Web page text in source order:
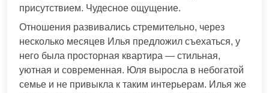
присутствием. Чудесное ощущение.
Отношения развивались стремительно, через
несколько месяцев Илья предложил съехаться, у
него была просторная квартира — стильная,
уютная и современная. Юля выросла в небогатой
семье и не привыкла к таким интерьерам. Илья же